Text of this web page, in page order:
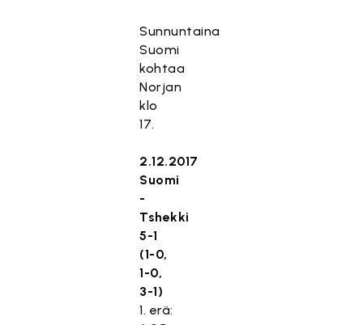
Sunnuntaina
Suomi
kohtaa
Norjan
klo
17.
2.12.2017
Suomi
-
Tshekki
5-1
(1-0,
1-0,
3-1)
1. erä: